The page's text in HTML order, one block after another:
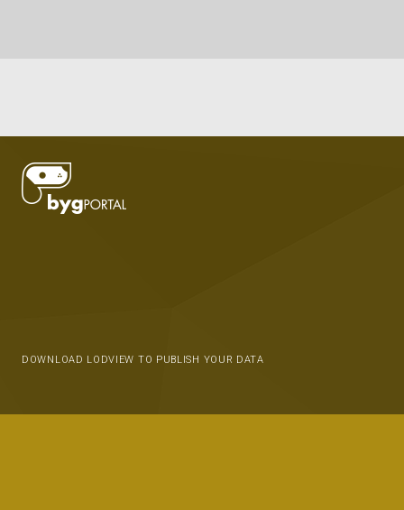
DOWNLOAD LODVIEW TO PUBLISH YOUR DATA